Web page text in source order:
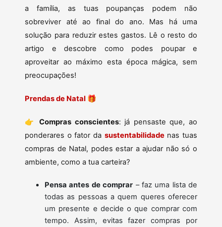
a família, as tuas poupanças podem não
sobreviver até ao final do ano. Mas há uma
solução para reduzir estes gastos. Lê o resto do
artigo e descobre como podes poupar e
aproveitar ao máximo esta época mágica, sem
preocupações!
Prendas de Natal 🎁
👉Compras conscientes: já pensaste que, ao
ponderares o fator da sustentabilidadenas tuas
compras de Natal, podes estar a ajudar não só o
ambiente, como a tua carteira?
Pensa antes de comprar – faz uma lista de
todas as pessoas a quem queres oferecer
um presente e decide o que comprar com
tempo. Assim, evitas fazer compras por